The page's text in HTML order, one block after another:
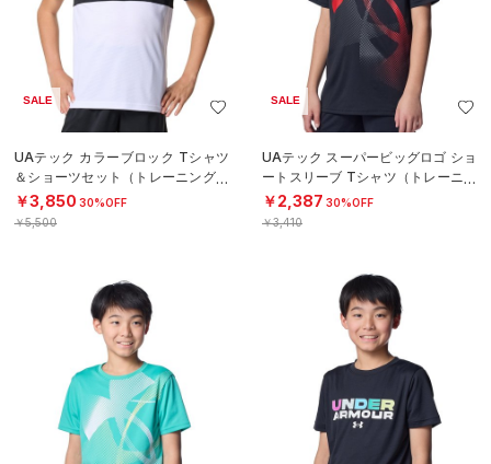
SALE
UAテック カラーブロック Tシャツ
＆ショーツセット（トレーニング/B
OYS）
￥3,850 30%OFF
￥5,500
SALE
UAテック スーパービッグロゴ ショ
ートスリーブ Tシャツ（トレーニン
グ/BOYS）
￥2,387 30%OFF
￥3,410